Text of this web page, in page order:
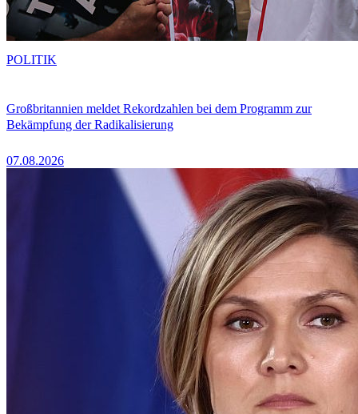
Großbritannien meldet Rekordzahlen bei dem Programm zur
Bekämpfung der Radikalisierung
07.08.2026
POLITIK